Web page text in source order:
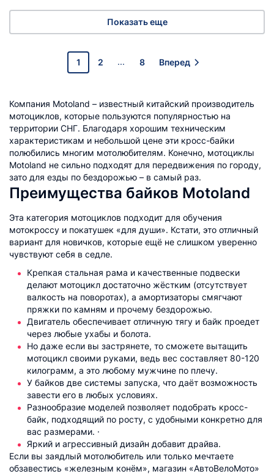
Показать еще
1 2 ... 8 Вперед
Компания Motoland – известный китайский производитель
мотоциклов, которые пользуются популярностью на
территории СНГ. Благодаря хорошим техническим
характеристикам и небольшой цене эти кросс-байки
полюбились многим мотолюбителям. Конечно, мотоциклы
Motoland не сильно подходят для передвижения по городу,
зато для езды по бездорожью – в самый раз.
Преимущества байков Motoland
Эта категория мотоциклов подходит для обучения
мотокроссу и покатушек «для души». Кстати, это отличный
вариант для новичков, которые ещё не слишком уверенно
чувствуют себя в седле.
Крепкая стальная рама и качественные подвески
делают мотоцикл достаточно жёстким (отсутствует
валкость на поворотах), а амортизаторы смягчают
пряжки по камням и прочему бездорожью.
Двигатель обеспечивает отличную тягу и байк проедет
через любые ухабы и болота.
Но даже если вы застрянете, то сможете вытащить
мотоцикл своими руками, ведь вес составляет 80-120
килограмм, а это любому мужчине по плечу.
У байков две системы запуска, что даёт возможность
завести его в любых условиях.
Разнообразие моделей позволяет подобрать кросс-
байк, подходящий по росту, с удобными конкретно для
вас размерами. ·
Яркий и агрессивный дизайн добавит драйва.
Если вы заядлый мотолюбитель или только мечтаете
обзавестись «железным конём», магазин «АвтоВелоМото»